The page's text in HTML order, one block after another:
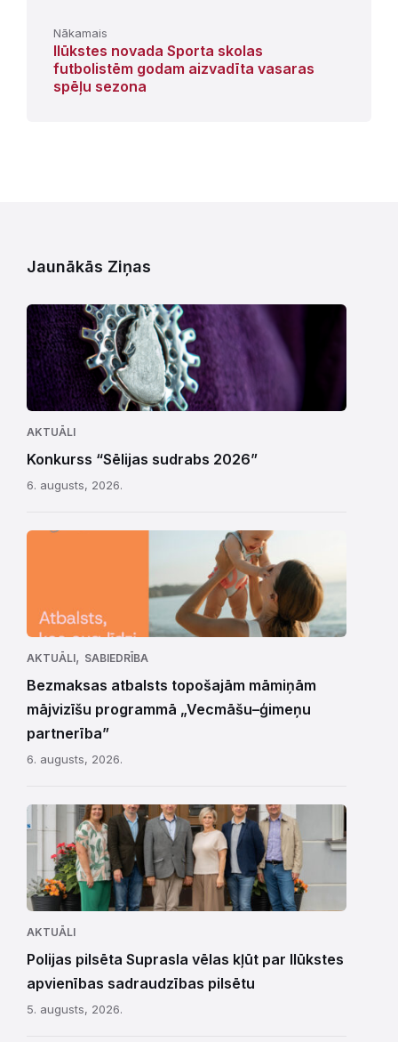
Nākamais
Ilūkstes novada Sporta skolas
futbolistēm godam aizvadīta vasaras
spēļu sezona
Jaunākās Ziņas
AKTUĀLI
Konkurss “Sēlijas sudrabs 2026”
6. augusts, 2026.
AKTUĀLI, SABIEDRĪBA
Bezmaksas atbalsts topošajām māmiņām
mājvizīšu programmā „Vecmāšu–ģimeņu
partnerība”
6. augusts, 2026.
AKTUĀLI
Polijas pilsēta Suprasla vēlas kļūt par Ilūkstes
apvienības sadraudzības pilsētu
5. augusts, 2026.